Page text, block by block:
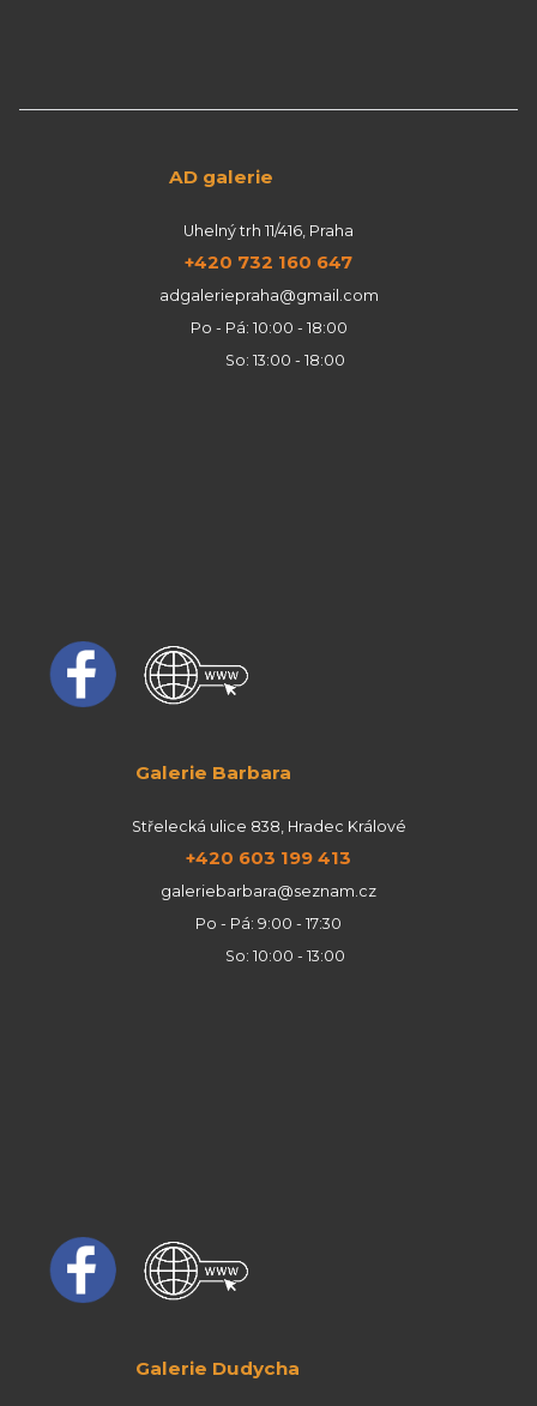
AD galerie
Uhelný trh 11/416, Praha
+420 732 160 647
adgaleriepraha@gmail.com
Po - Pá: 10:00 - 18:00
So: 13:00 - 18:00
Galerie Barbara
Střelecká ulice 838, Hradec Králové
+420 603 199 413
galeriebarbara@seznam.cz
Po - Pá: 9:00 - 17:30
So: 10:00 - 13:00
Galerie Dudycha